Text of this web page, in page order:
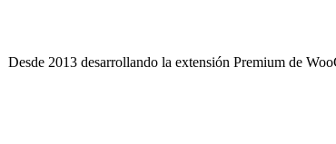
Desde 2013 desarrollando la extensión Premium de